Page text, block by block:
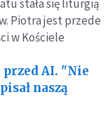
stała się liturgią
Piotra jest przede
w Kościele
AI. "Nie
naszą